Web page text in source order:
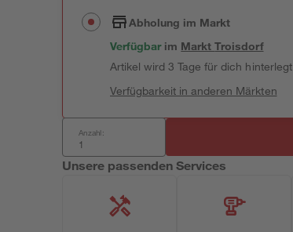
Abholung im Markt
Verfügbar im MarktTroisdorf
Artikel wird 3 Tage für dich hinterlegt
Verfügbarkeit in anderen Märkten
Anzahl:
Unsere passenden Services